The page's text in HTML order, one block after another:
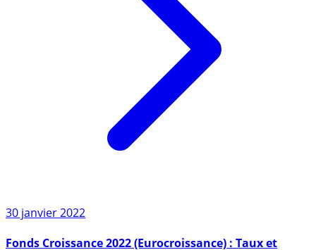
30 janvier 2022